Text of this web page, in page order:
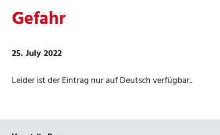
Gefahr
25. July 2022
Leider ist der Eintrag nur auf Deutsch verfügbar..